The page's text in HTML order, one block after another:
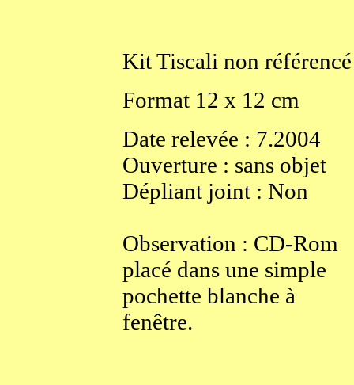
KitTiscali non référencé
Format 12 x 12 cm
Date relevée : 7.2004
Ouverture : sans objet
Dépliant joint : Non
Observation : CD-Rom
placé dans une simple
pochette blanche à
fenêtre.